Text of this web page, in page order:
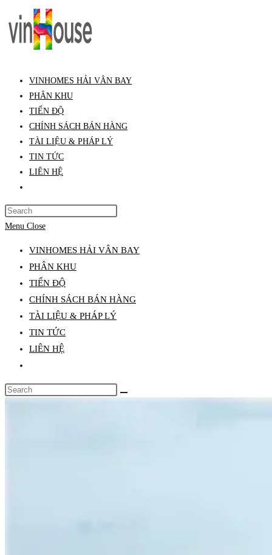
VINHOMES HẢI VÂN BAY
PHÂN KHU
TIẾN ĐỘ
CHÍNH SÁCH BÁN HÀNG
TÀI LIỆU & PHÁP LÝ
TIN TỨC
LIÊN HỆ
Menu Close
VINHOMES HẢI VÂN BAY
PHÂN KHU
TIẾN ĐỘ
CHÍNH SÁCH BÁN HÀNG
TÀI LIỆU & PHÁP LÝ
TIN TỨC
LIÊN HỆ